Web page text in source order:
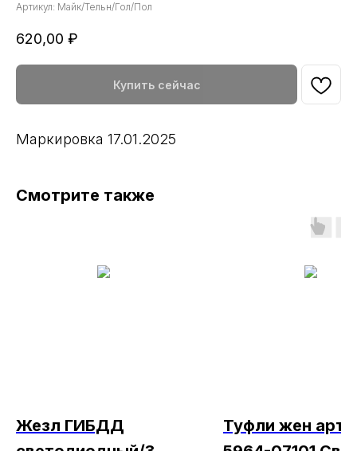
Артикул: Майк/Тельн/Гол/Пол
620,00 ₽
Купить сейчас
Маркировка 17.01.2025
Смотрите также
Жезл ГИБДД
Туфли жен арт.